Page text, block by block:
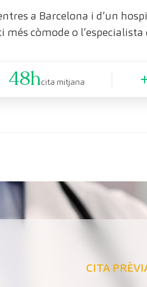
a Barcelona i d’un
més còmode o
48hcita mitjana
CITA